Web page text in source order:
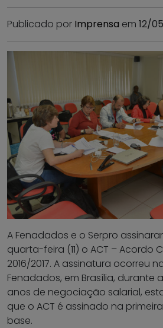
Publicado por Imprensa em 12/
A Fenadados e o Serpro
quarta-feira (11) o ACT – Acordo
2016/2017. A assinatura ocorreu
Fenadados, em Brasília, durante
anos de negociação salarial,
que o ACT é assinado na
base.